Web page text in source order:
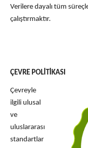
Verilere dayalı tüm
çalıştırmaktır.
ÇEVRE
Çevreyle
ilgili ulusal
ve
uluslararası
standartlar